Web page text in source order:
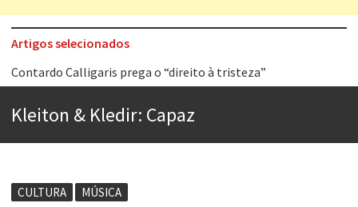
Artigos selecionados
Contardo Calligaris prega o “direito à tristeza”
Os causos de Jorge Luis Borges
Se queres salvar o mundo, o veganismo não é a resposta
Kleiton & Kledir: Capaz
CULTURA MÚSICA